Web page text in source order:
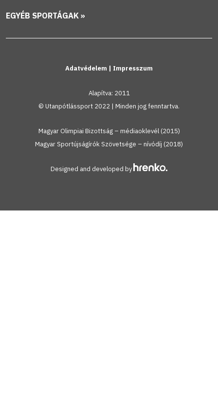
EGYÉB SPORTÁGAK »
Adatvédelem | Impresszum
Alapítva: 2011
© Utanpótlássport 2022 | Minden jog fenntartva.
Magyar Olimpiai Bizottság – médiaoklevél (2015)
Magyar Sportújságírók Szövetsége – nívódíj (2018)
Designed and developed by